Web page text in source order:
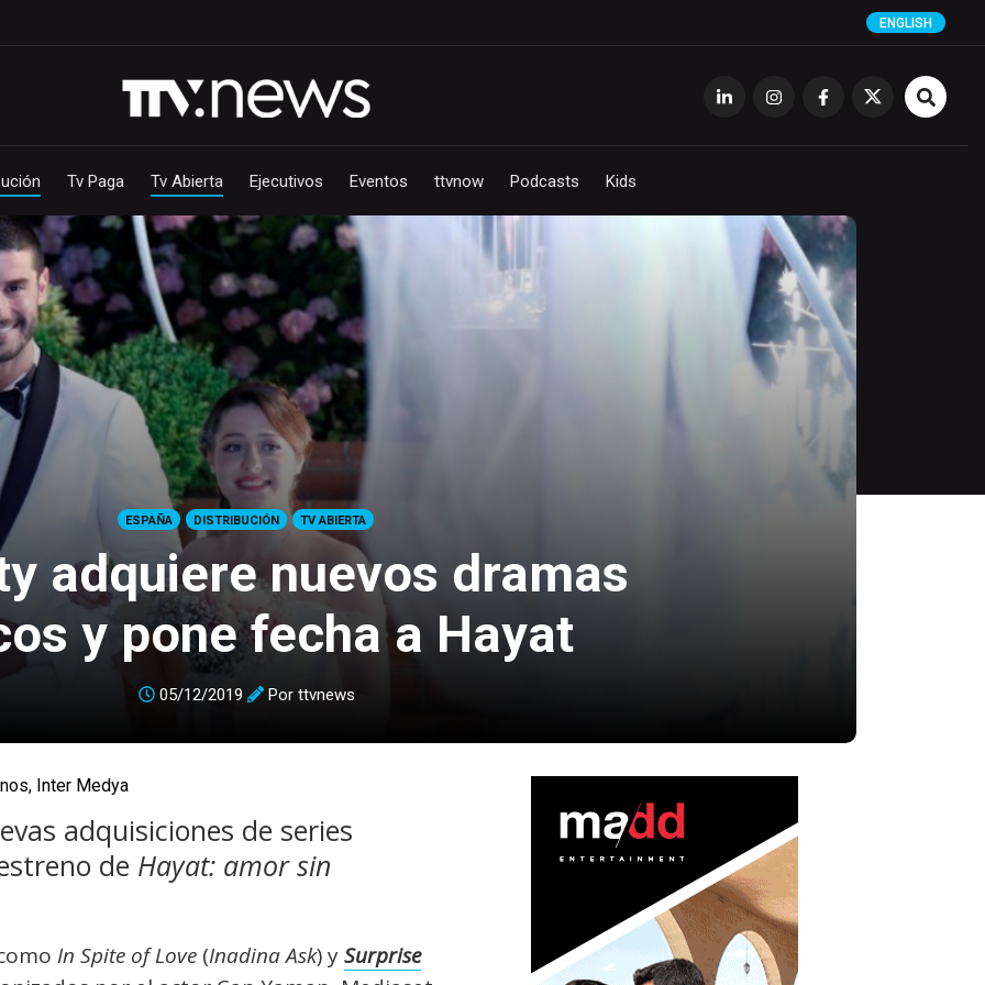
ENGLISH
Tv Paga Tv Abierta Ejecutivos Eventos ttvnow Podcasts Kids
ESPAÑA DISTRIBUCIÓN TV ABIERTA
adquiere nuevos dramas
y pone fecha a Hayat
05/12/2019 Por ttvnews
, Inter Medya
adquisiciones de series
de Hayat: amor sin
In Spite of Love (Inadina Ask) ySurprise